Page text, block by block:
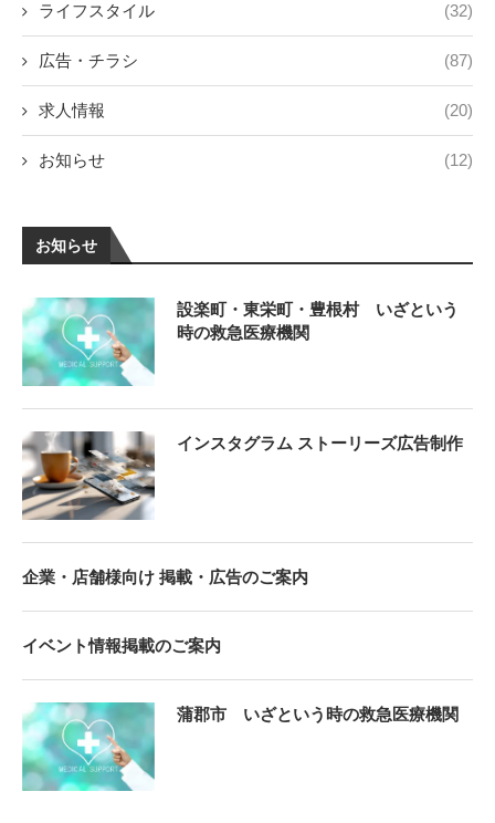
ライフスタイル (32)
広告・チラシ (87)
求人情報 (20)
お知らせ (12)
お知らせ
設楽町・東栄町・豊根村 いざという
時の救急医療機関
インスタグラム ストーリーズ広告制作
企業・店舗様向け 掲載・広告のご案内
イベント情報掲載のご案内
蒲郡市 いざという時の救急医療機関